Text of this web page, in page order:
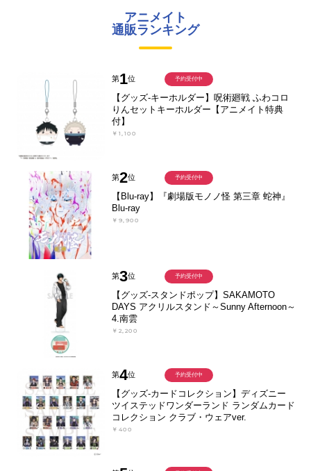
アニメイト
通販ランキング
第1位
【グッズ-キーホルダー】呪術廻戦 ふわコロ
りんセットキーホルダー【アニメイト特典
付】
￥1,100
予約受付中
第2位
【Blu-ray】『劇場版モノノ怪 第三章 蛇神』
Blu-ray
￥9,900
予約受付中
第3位
【グッズ-スタンドポップ】SAKAMOTO
DAYS アクリルスタンド～Sunny Afternoon～
4.南雲
￥2,200
予約受付中
第4位
【グッズ-カードコレクション】ディズニー
ツイステッドワンダーランド ランダムカード
コレクション クラブ・ウェアver.
￥400
予約受付中